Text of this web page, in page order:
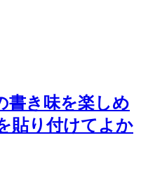
書き味を楽しめ
貼り付けてよか